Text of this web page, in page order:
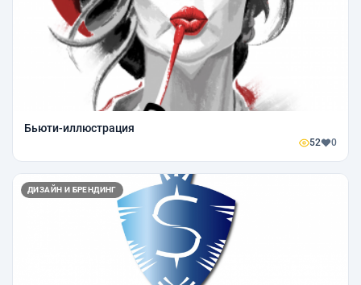
Бьюти-иллюстрация
52 0
ДИЗАЙН И БРЕНДИНГ